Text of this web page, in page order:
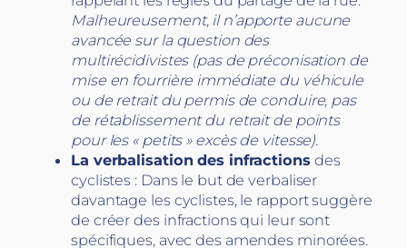
Malheureusement, il n’apporte aucune
avancée sur la question des
multirécidivistes (pas de préconisation de
mise en fourrière immédiate du véhicule
ou de retrait du permis de conduire, pas
de rétablissement du retrait de points
pour les « petits » excès de vitesse).
La verbalisation des infractionsdes
cyclistes : Dans le but de verbaliser
davantage les cyclistes, le rapport suggère
de créer des infractions qui leur sont
spécifiques, avec des amendes minorées.